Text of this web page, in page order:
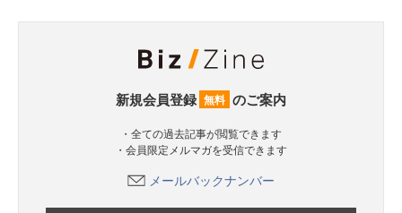
新規会員登録 無料 のご案内
・全ての過去記事が閲覧できます
・会員限定メルマガを受信できます
メールバックナンバー